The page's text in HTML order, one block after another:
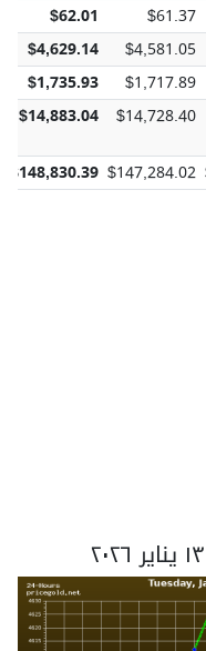
$61.37
$62.01
$4,581.05
$4,629.14
$1,717.89
$1,735.93
$14,728.40
$14,883.04
$147,284.02
$148,830.39